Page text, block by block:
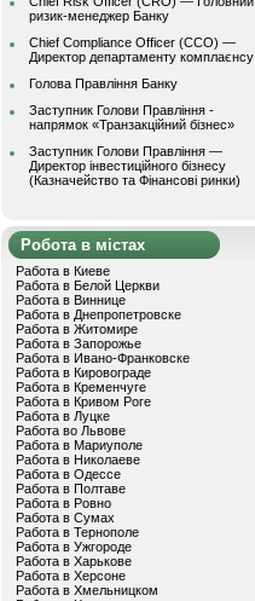
ризик-менеджер Банку
Chief Compliance Officer (CCO) —
Директор департаменту комплаєнсу
Голова Правління Банку
Заступник Голови Правління -
напрямок «Транзакційний бізнес»
Заступник Голови Правління —
Директор інвестиційного бізнесу
(Казначейство та Фінансові ринки)
Робота в містах
Работа в Киеве
Работа в Белой Церкви
Работа в Виннице
Работа в Днепропетровске
Работа в Житомире
Работа в Запорожье
Работа в Ивано-Франковске
Работа в Кировограде
Работа в Кременчуге
Работа в Кривом Роге
Работа в Луцке
Работа во Львове
Работа в Мариуполе
Работа в Николаеве
Работа в Одессе
Работа в Полтаве
Работа в Ровно
Работа в Сумах
Работа в Тернополе
Работа в Ужгороде
Работа в Харькове
Работа в Херсоне
Работа в Хмельницком